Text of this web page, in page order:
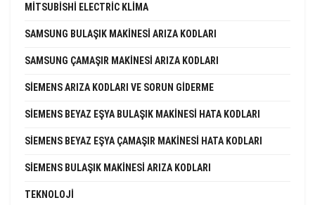
MITSUBISHI ELECTRIC KLIMA
SAMSUNG BULAŞIK MAKINESI ARIZA KODLARI
SAMSUNG ÇAMAŞIR MAKINESI ARIZA KODLARI
SIEMENS ARIZA KODLARI VE SORUN GIDERME
SIEMENS BEYAZ EŞYA BULAŞIK MAKINESI HATA KODLARI
SIEMENS BEYAZ EŞYA ÇAMAŞIR MAKINESI HATA KODLARI
SIEMENS BULAŞIK MAKINESI ARIZA KODLARI
TEKNOLOJI